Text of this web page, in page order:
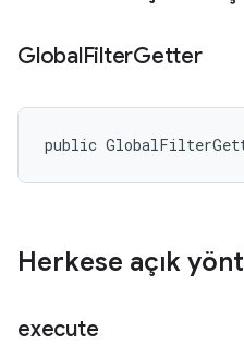
GlobalFilterGetter
public
Herkese açık
execute